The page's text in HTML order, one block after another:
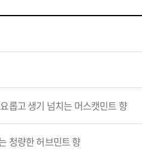
롭고 생기 넘치는 머스캣민트 향
청량한 허브민트 향